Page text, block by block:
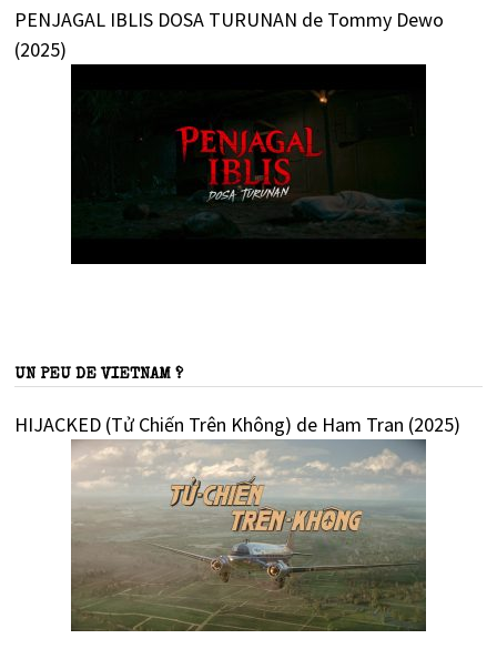
PENJAGAL IBLIS DOSA TURUNAN de Tommy Dewo
(2025)
UN PEU DE VIETNAM ?
HIJACKED (Tử Chiến Trên Không) de Ham Tran (2025)